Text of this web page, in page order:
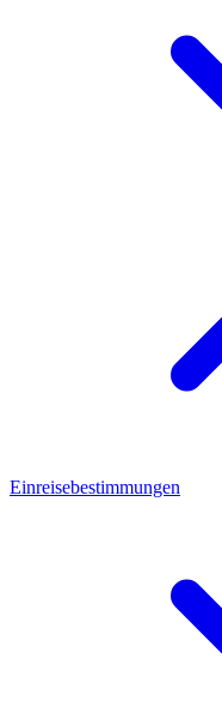
Einreisebestimmungen